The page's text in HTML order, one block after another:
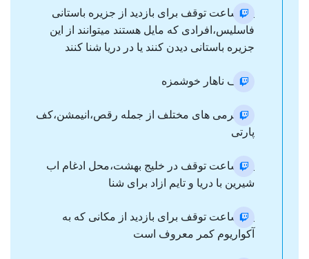
یک ساعت توقف برای بازدید از جزیره باستانی
فاسلیس،افرادی که مایل هستند میتوانند از این
جزیره باستانی دیدن کنند یا در دریا شنا کنند
صرف ناهار خوشمزه
سرگرمی های مختلف از جمله رقص،انیمشن،کف
پارتی
یک ساعت توقف در خلیج بهشت،محل ادغام اب
شیرین با دریا و تایم ازاد برای شنا
یک ساعت توقف برای بازدید از مکانی که به
آکواریوم کمر معروف است